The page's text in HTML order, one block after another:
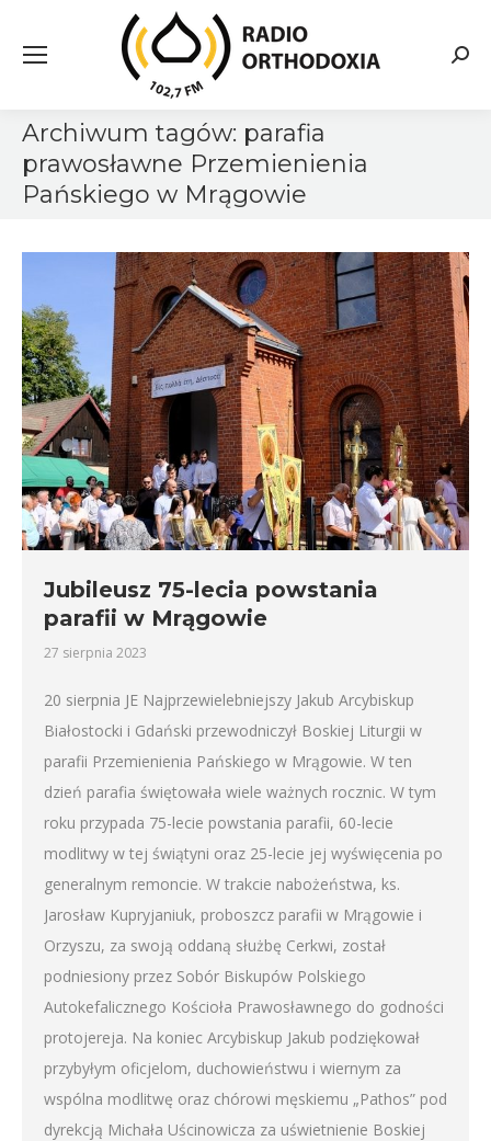
Archiwum tagów: parafia
prawosławne Przemienienia
Pańskiego w Mrągowie
Jubileusz 75-lecia powstania
parafii w Mrągowie
27 sierpnia 2023
20 sierpnia JE Najprzewielebniejszy Jakub Arcybiskup
Białostocki i Gdański przewodniczył Boskiej Liturgii w
parafii Przemienienia Pańskiego w Mrągowie. W ten
dzień parafia świętowała wiele ważnych rocznic. W tym
roku przypada 75-lecie powstania parafii, 60-lecie
modlitwy w tej świątyni oraz 25-lecie jej wyświęcenia po
generalnym remoncie. W trakcie nabożeństwa, ks.
Jarosław Kupryjaniuk, proboszcz parafii w Mrągowie i
Orzyszu, za swoją oddaną służbę Cerkwi, został
podniesiony przez Sobór Biskupów Polskiego
Autokefalicznego Kościoła Prawosławnego do godności
protojereja. Na koniec Arcybiskup Jakub podziękował
przybyłym oficjelom, duchowieństwu i wiernym za
wspólna modlitwę oraz chórowi męskiemu „Pathos” pod
dyrekcją Michała Uścinowicza za uświetnienie Boskiej